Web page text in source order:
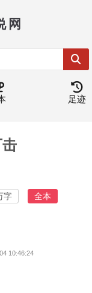
网
足迹
字 全本
10:46:24